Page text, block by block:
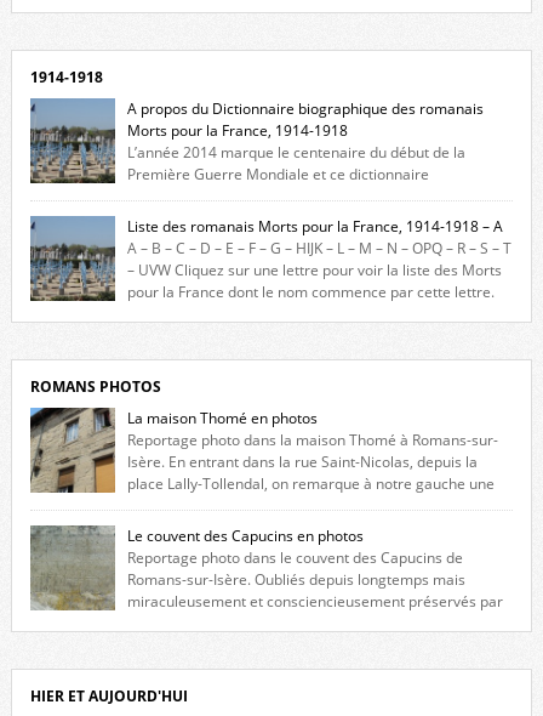
1914-1918
A propos du Dictionnaire biographique des romanais
Morts pour la France, 1914-1918
L’année 2014 marque le centenaire du début de la
Première Guerre Mondiale et ce dictionnaire
biographique veut rendre hommage aux romanais Morts pour la
France durant ce conflit. La base de cette recherche historique est
constituée des noms gravés sur les plaques commémoratives de
l’Hôtel de Ville, du lycée du Dauphiné et du lycée Triboulet, […]
Liste des romanais Morts pour la France, 1914-1918 – A
A – B – C – D – E – F – G – HIJK – L – M – N – OPQ – R – S – T
– UVW Cliquez sur une lettre pour voir la liste des Morts
pour la France dont le nom commence par cette lettre.
ROMANS PHOTOS
La maison Thomé en photos
Reportage photo dans la maison Thomé à Romans-sur-
Isère. En entrant dans la rue Saint-Nicolas, depuis la
place Lally-Tollendal, on remarque à notre gauche une
maison construite au XVIè siècle. Les deux façades sont ornées de
fenêtres jumelles à meneaux. Entre ces deux étages, on peut voir une
niche qui contient une statue de la Vierge. […]
Le couvent des Capucins en photos
Reportage photo dans le couvent des Capucins de
Romans-sur-Isère. Oubliés depuis longtemps mais
miraculeusement et consciencieusement préservés par
l’histoire de la redécouverte de vestiges du couvent des Capucins ! Petit
retour sur l’histoire […]
HIER ET AUJOURD'HUI